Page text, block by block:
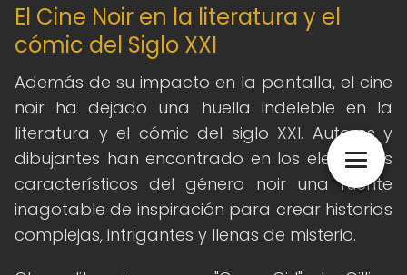
El Cine Noir en la literatura y el
cómic del Siglo XXI
Además de su impacto en la pantalla, el cine
noir ha dejado una huella indeleble en la
literatura y el cómic del siglo XXI. Autores y
dibujantes han encontrado en los elementos
característicos del género noir una fuente
inagotable de inspiración para crear historias
complejas, intrigantes y llenas de misterio.